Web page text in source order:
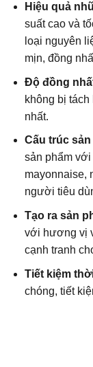
Hiệu quả
suất cao và
loại nguyên
mịn, đồng
Độ đồng
không bị
nhất.
Cấu trúc
sản phẩm
mayonnaise,
người tiêu
Tạo ra sản
với hương vị
cạnh tranh
Tiết kiệm
chóng, tiết